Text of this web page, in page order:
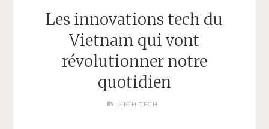
Les innovations tech du
Vietnam qui vont
révolutionner notre
quotidien
HIGH TECH